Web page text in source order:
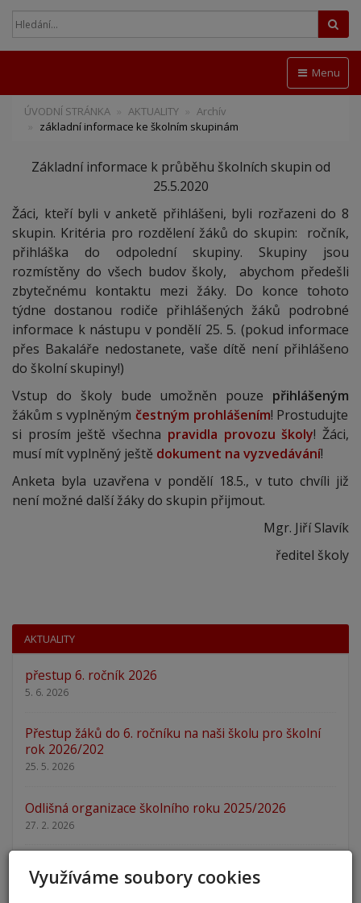
Menu
ÚVODNÍ STRÁNKA AKTUALITY
Archív
základní informace ke školním skupinám
Základní informace k průběhu školních skupin od
25.5.2020
Žáci, kteří byli v anketě přihlášeni, byli rozřazeni do 8
skupin. Kritéria pro rozdělení žáků do skupin: ročník,
přihláška do odpolední skupiny. Skupiny jsou
rozmístěny do všech budov školy, abychom předešli
zbytečnému kontaktu mezi žáky. Do konce tohoto
týdne dostanou rodiče přihlášených žáků podrobné
informace k nástupu v pondělí 25. 5. (pokud informace
přes Bakaláře nedostanete, vaše dítě není přihlášeno
do školní skupiny!)
Vstup do školy bude umožněn pouze přihlášeným
žákům s vyplněným čestným prohlášením! Prostudujte
si prosím ještě všechna pravidla provozu školy! Žáci,
musí mít vyplněný ještě dokument na vyzvedávání!
Anketa byla uzavřena v pondělí 18.5., v tuto chvíli již
není možné další žáky do skupin přijmout.
Mgr. Jiří Slavík
ředitel školy
AKTUALITY
přestup 6. ročník 2026
5. 6. 2026
Přestup žáků do 6. ročníku na naši školu pro školní
rok 2026/202
25. 5. 2026
Odlišná organizace školního roku 2025/2026
27. 2. 2026
Zápis 2026 - výsledky
23. 2. 2026
Využíváme soubory cookies